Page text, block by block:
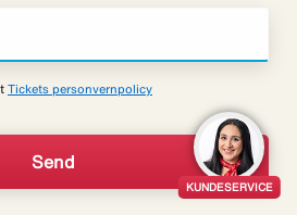
Tickets personvernpolicy
KUNDESERVICE